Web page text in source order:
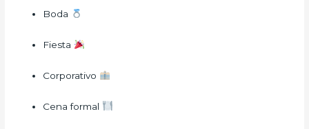
Boda
Fiesta
Corporativo
Cena formal